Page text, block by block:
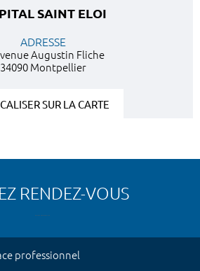
SAINT ELOI
ADRESSE
Augustin Fliche
34090 Montpellier
SUR LA CARTE
RENDEZ-VOUS
professionnel